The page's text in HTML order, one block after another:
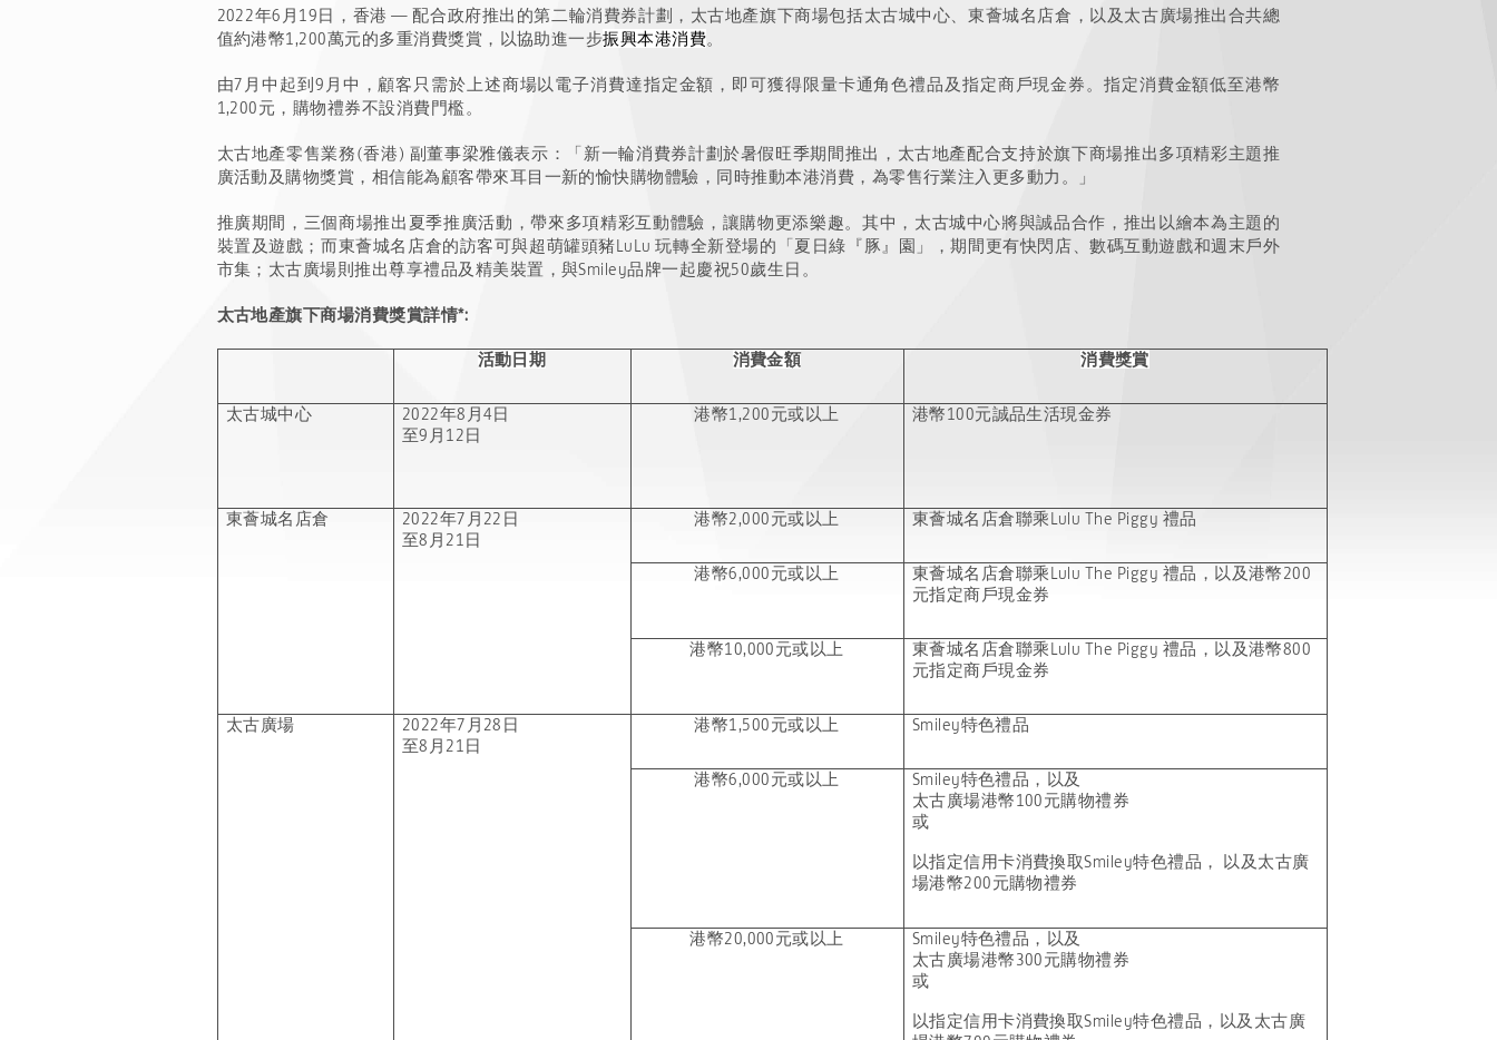
2022年6 月 19日，香港 —配合政府推出的第二輪消費券計劃，太古地產旗下商場包括太古城中心、東薈城名店倉，以及太古廣場推出合共總
值約港幣1,200萬元的多重消費獎賞，以協助進一步振興本港消費。
由7月中起到9月中，顧客只需於上述商場以電子消費達指定金額，即可獲得限量卡通角色禮品及指定商戶現金券。指定消費金額低至港幣
1,200元，購物禮券不設消費門檻。
太古地產零售業務(香港) 副董事梁雅儀表示：「新一輪消費券計劃於暑假旺季期間推出，太古地產配合支持於旗下商場推出多項精彩主題推
廣活動及購物獎賞，相信能為顧客帶來耳目一新的愉快購物體驗，同時推動本港消費，為零售行業注入更多動力。」
推廣期間，三個商場推出夏季推廣活動，帶來多項精彩互動體驗，讓購物更添樂趣。其中，太古城中心將與誠品合作，推出以繪本為主題的
裝置及遊戲；而東薈城名店倉的訪客可與超萌罐頭豬LuLu 玩轉全新登場的「夏日綠『豚』園」，期間更有快閃店、數碼互動遊戲和週末戶外
市集；太古廣場則推出尊享禮品及精美裝置，與Smiley品牌一起慶祝50歲生日。
太古地產旗下商場消費獎賞詳情*:
活動日期 消費金額 消費獎賞
太古城中心
2022年8月4日
至9 月 12日
港幣1,200元或以上 港幣100元誠品生活現金券
東薈城名店倉
2022年7月22日
至8月21日
港幣2,000元或以上 東薈城名店倉聯乘Lulu The Piggy 禮品
港幣6,000元或以上 東薈城名店倉聯乘Lulu The Piggy 禮品，以及港幣200
元指定商戶現金券
港幣10,000元或以上 東薈城名店倉聯乘Lulu The Piggy 禮品，以及港幣800
元指定商戶現金券
太古廣場
2022年7月28日
至8月21日
港幣1,500元或以上 Smiley特色禮品
港幣6,000元或以上 Smiley特色禮品 ， 以及
太古廣場港幣100元購物禮券
或
以指定信用卡消費換取Smiley特色禮品， 以及太古廣
場港幣200元購物禮券
港幣20,000元或以上 Smiley特色禮品 ， 以及
太古廣場港幣300元購物禮券
或
以指定信用卡消費換取Smiley特色禮品，以及太古廣